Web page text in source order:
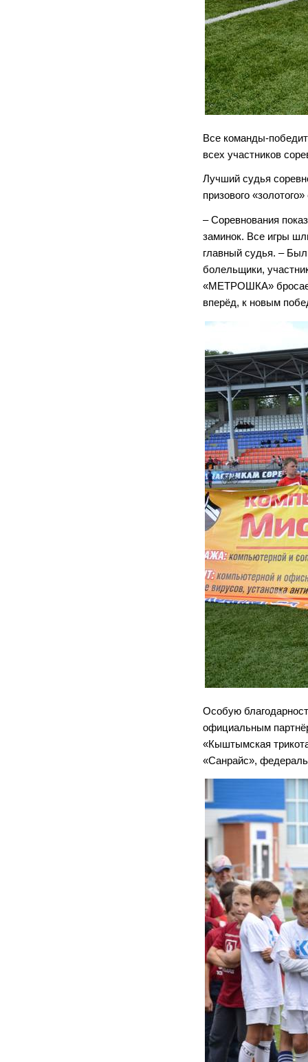
Все команды-
всех участников
Лучший судья
призового «золотого»
– Соревнования
заминок. Все игры
главный судья. –
болельщики,
«МЕТРОШКА»
вперёд, к новым
Особую
официальным
«Кыштымская
«Санрайс»,